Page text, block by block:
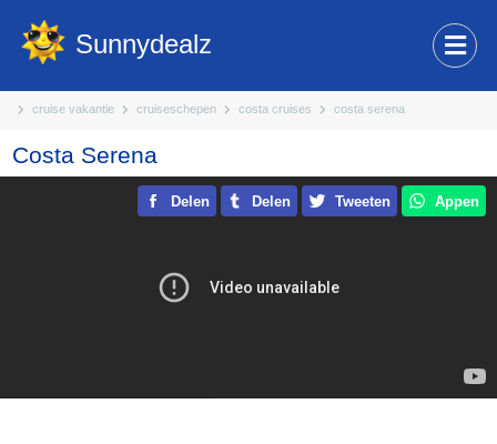
cruise vakantie cruiseschepen costa cruises costa serena
Sunnydealz
Costa Serena
Delen Delen Tweeten Appen